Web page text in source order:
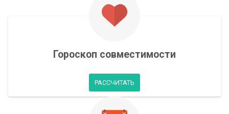
Гороскоп совместимости
РАССЧИТАТЬ